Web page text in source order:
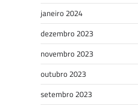
janeiro 2024
dezembro 2023
novembro 2023
outubro 2023
setembro 2023